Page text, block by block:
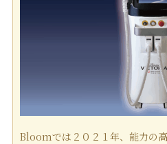
Bloomでは２０２１年、能力の